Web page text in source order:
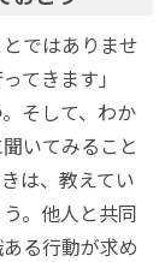
ではありませ
てきます」
そして、わか
いてみること
は、教えてい
。他人と共同
る行動が求め